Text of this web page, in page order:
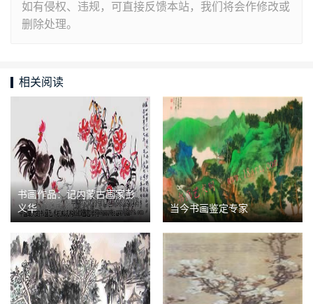
如有侵权、违规，可直接反馈本站，我们将会作修改或
删除处理。
相关阅读
书画作品：记内蒙古画家彭
义华
当今书画鉴定专家